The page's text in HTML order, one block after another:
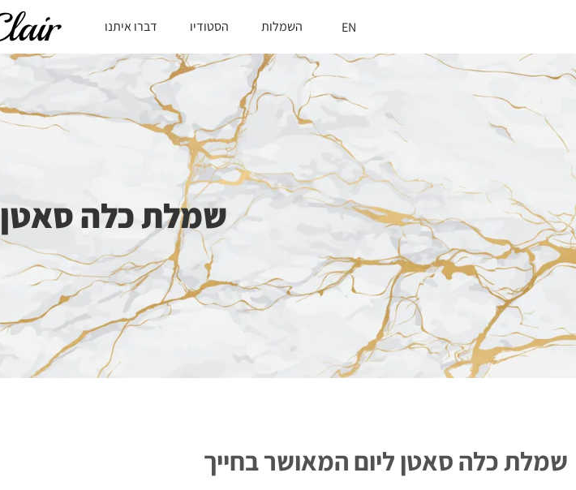
EN השמלות הסטודיו דברו איתנו
שמלת כלה סאטן
שמלת כלה סאטן ליום המאושר בחייך